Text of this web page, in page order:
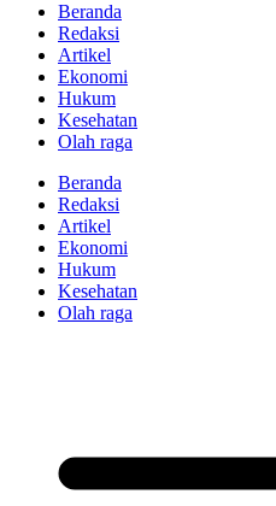
Beranda
Redaksi
Artikel
Ekonomi
Hukum
Kesehatan
Olah raga
Beranda
Redaksi
Artikel
Ekonomi
Hukum
Kesehatan
Olah raga